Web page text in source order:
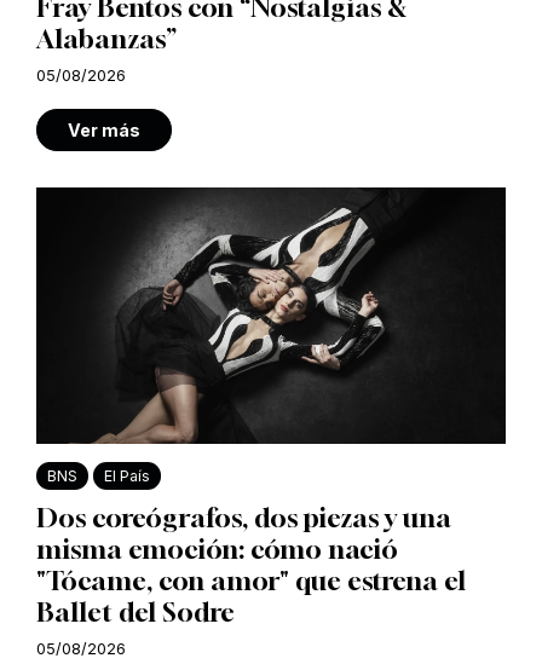
Fray Bentos con “Nostalgias &
Alabanzas”
05/08/2026
Ver más
BNS El País
Dos coreógrafos, dos piezas y una
misma emoción: cómo nació
"Tócame, con amor" que estrena el
Ballet del Sodre
05/08/2026